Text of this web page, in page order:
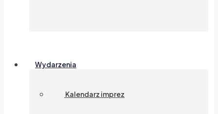
Wydarzenia
Kalendarz imprez